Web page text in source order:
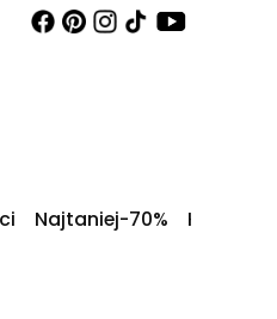
szczegóły
Najtaniej-70% Kupony